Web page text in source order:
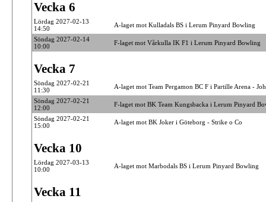
Vecka 6
Lördag 2027-02-13
14:50
A-laget mot Kulladals BS i Lerum Pinyard Bowling
Söndag 2027-02-14
10:00
F-laget mot Vårkulla IK F1 i Lerum Pinyard Bowling
Vecka 7
Söndag 2027-02-21
11:30
A-laget mot Team Pergamon BC F i Partille Arena -
Söndag 2027-02-21
12:00
F-laget mot BK Team Kungsbacka i Lerum Pinyard
Söndag 2027-02-21
15:00
A-laget mot BK Joker i Göteborg - Strike o Co
Vecka 10
Lördag 2027-03-13
10:00
A-laget mot Marbodals BS i Lerum Pinyard Bowling
Vecka 11